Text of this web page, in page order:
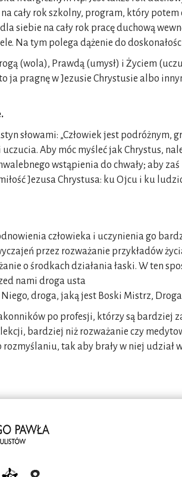
cały rok szkolny, program, który
siebie na cały rok pracę duchową
Na tym polega dążenie do
(wola), Prawdą (umysł) i Życiem
ja pragnę w Jezusie Chrystusie albo
słowami: „Człowiek jest
Aby móc myśleć jak Chrystus,
wstąpienia do chwały; aby
Jezusa Chrystusa: ku Ojcu i ku
człowieka i uczynienia go
przez rozważanie przykładów
o środkach działania łaski. W ten
nami droga usta
droga, jaką jest Boski Mistrz,
po profesji, którzy są bardziej
bardziej niż rozważanie czy
tak aby brały w niej udział